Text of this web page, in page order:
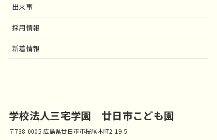
出来事
採用情報
新着情報
学校法人三宅学園 廿日市こども園
〒738-0005 広島県廿日市市桜尾本町2-19-5